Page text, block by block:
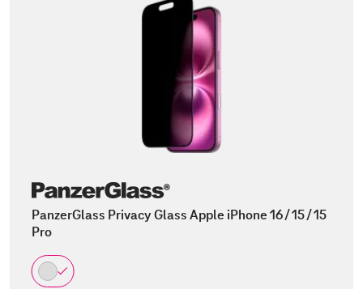
PanzerGlass Privacy Glass Apple iPhone 16 / 15 / 15
Pro